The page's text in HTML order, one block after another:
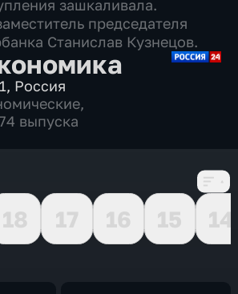
зашкаливала.
председателя
Станислав Кузнецов.
, Россия
,
выпуска
18 17 16 15
14